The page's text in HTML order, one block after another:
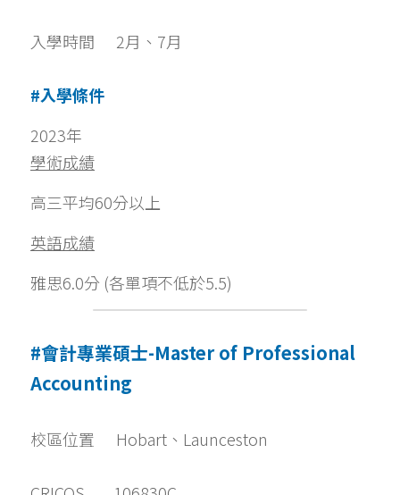
入學時間      2月、7月
#入學條件
2023年
學術成績
高三平均60分以上
英語成績
雅思6.0分 (各單項不低於5.5)
#會計專業碩士-Master of Professional
Accounting
校區位置      Hobart、Launceston